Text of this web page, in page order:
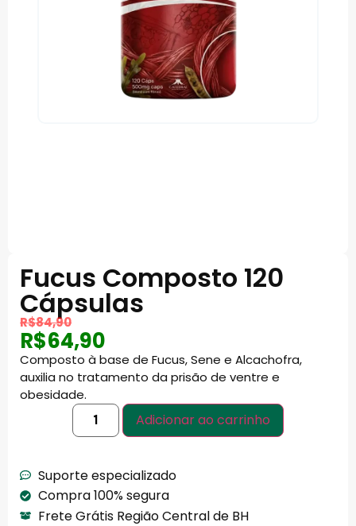
Fucus Composto 120
Cápsulas
R$84,90
R$64,90
Composto à base de Fucus, Sene e Alcachofra,
auxilia no tratamento da prisão de ventre e
obesidade.
Adicionar ao carrinho
Suporte especializado
Compra 100% segura
Frete Grátis Região Central de BH